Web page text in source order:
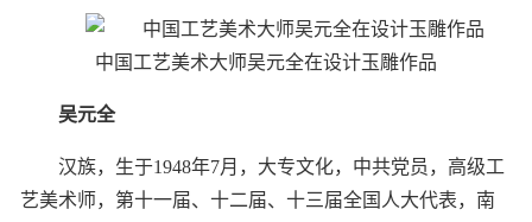
中国工艺美术大师吴元全在设计玉雕作品
吴元全
汉族，生于1948年7月，大专文化，中共党员，高级工
艺美术师，第十一届、十二届、十三届全国人大代表，南